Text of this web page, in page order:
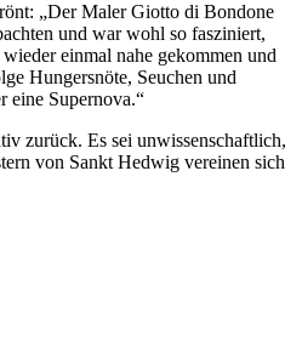
„Der Maler Giotto di Bondone
und war wohl so fasziniert,
einmal nahe gekommen und
Hungersnöte, Seuchen und
eine Supernova.“
zurück. Es sei unwissenschaftlich,
von Sankt Hedwig vereinen sich